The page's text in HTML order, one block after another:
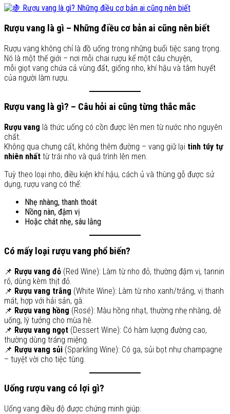
Rượu vang là gì – Những điều cơ bản ai cũng nên biết
Rượu vang không chỉ là đồ uống trong những buổi tiệc sang trọng.
Nó là một thế giới – nơi mỗi chai rượu kể một câu chuyện,
mỗi giọt vang chứa cả vùng đất, giống nho, khí hậu và tâm huyết
của người làm rượu.
Rượu vang là gì? – Câu hỏi ai cũng từng thắc mắc
Rượu vang là thức uống có cồn được lên men từ nước nho nguyên
chất.
Không qua chưng cất, không thêm đường – vang giữ lại tinh túy tự
nhiên nhất từ trái nho và quá trình lên men.
Tuỳ theo loại nho, điều kiện khí hậu, cách ủ và thùng gỗ được sử
dụng, rượu vang có thể:
Nhẹ nhàng, thanh thoát
Nồng nàn, đậm vị
Hoặc chát nhẹ, sâu lắng
Có mấy loại rượu vang phổ biến?
📌 Rượu vang đỏ (Red Wine): Làm từ nho đỏ, thường đậm vị, tannin
rõ, dùng kèm thịt đỏ.
📌 Rượu vang trắng (White Wine): Làm từ nho xanh/trắng, vị thanh
mát, hợp với hải sản, gà.
📌 Rượu vang hồng (Rosé): Màu hồng nhạt, thường nhẹ nhàng, dễ
uống, lý tưởng cho mùa hè.
📌 Rượu vang ngọt (Dessert Wine): Có hàm lượng đường cao,
thường dùng tráng miệng.
📌 Rượu vang sủi (Sparkling Wine): Có ga, sủi bọt như champagne
– tuyệt vời cho tiệc tùng.
Uống rượu vang có lợi gì?
Uống vang điều độ được chứng minh giúp: